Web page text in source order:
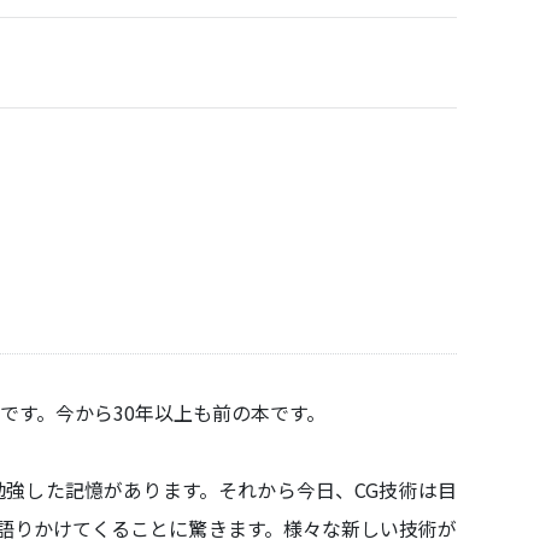
す。今から30年以上も前の本です。
した記憶があります。それから今日、CG技術は目
かけてくることに驚きます。様々な新しい技術が